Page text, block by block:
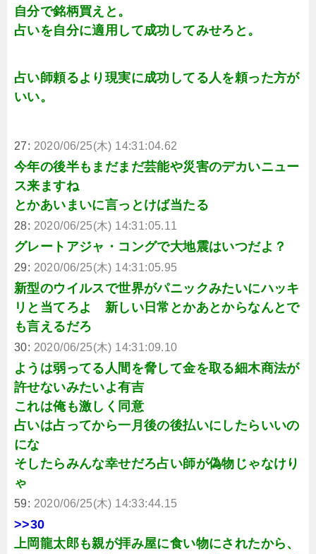
自分で銘柄買えと。
占いを自分に適用して成功してみせろと。
占い師頼るより現実に成功してる人を頼った方が
いい。
27: 2020/06/25(木) 14:31:04.62
今年の後半もまだまだ芸能や災害のデカいニュー
ス来ますね
とかあいまいに言っとけば当たる
28: 2020/06/25(木) 14:31:05.11
グレートアジャ・コングで大地震はいつだよ？
29: 2020/06/25(木) 14:31:05.95
新型のウイルスで世界がパニックみたいにハッキ
リと当てろよ 新しい日常とかあとからなんとで
も言えるだろ
30: 2020/06/25(木) 14:31:09.10
ようは弱ってる人間を脅して金を取る細木商法が
許せないみたいよ有吉
これは俺も激しく同意
占いは占ってから一月後の後払いにしたらいいの
にな
そしたらみんな幸せだろ占い師が偽物じゃなけり
ゃ
59: 2020/06/25(木) 14:33:44.15
>>30
上岡龍太郎も親が拝み屋に食い物にされたから、